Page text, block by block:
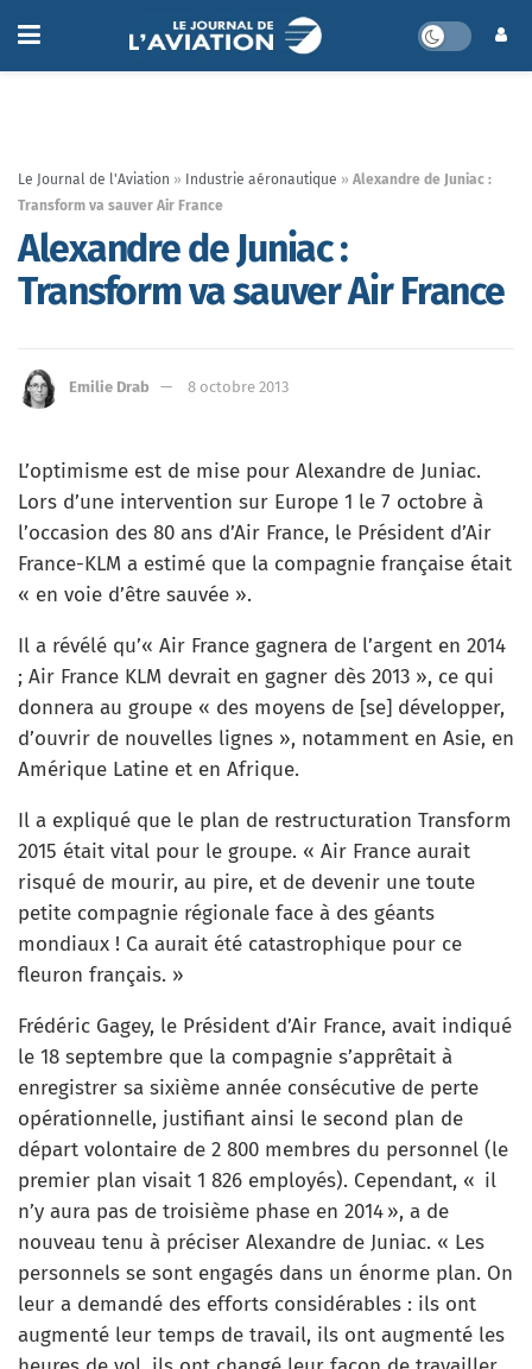
Le Journal de l'Aviation » Industrie aéronautique » Alexandre de Juniac :
Transform va sauver Air France
Alexandre de Juniac :
Transform va sauver Air France
Emilie Drab 8 octobre 2013
L’optimisme est de mise pour Alexandre de Juniac.
Lors d’une intervention sur Europe 1 le 7 octobre à
l’occasion des 80 ans d’Air France, le Président d’Air
France-KLM a estimé que la compagnie française était
« en voie d’être sauvée ».
Il a révélé qu’« Air France gagnera de l’argent en 2014
; Air France KLM devrait en gagner dès 2013 », ce qui
donnera au groupe « des moyens de [se] développer,
d’ouvrir de nouvelles lignes », notamment en Asie, en
Amérique Latine et en Afrique.
Il a expliqué que le plan de restructuration Transform
2015 était vital pour le groupe. « Air France aurait
risqué de mourir, au pire, et de devenir une toute
petite compagnie régionale face à des géants
mondiaux ! Ca aurait été catastrophique pour ce
fleuron français. »
Frédéric Gagey, le Président d’Air France, avait indiqué
le 18 septembre que la compagnie s’apprêtait à
enregistrer sa sixième année consécutive de perte
opérationnelle, justifiant ainsi le second plan de
départ volontaire de 2 800 membres du personnel (le
premier plan visait 1 826 employés). Cependant, « il
n’y aura pas de troisième phase en 2014 », a de
nouveau tenu à préciser Alexandre de Juniac. « Les
personnels se sont engagés dans un énorme plan. On
leur a demandé des efforts considérables : ils ont
augmenté leur temps de travail, ils ont augmenté les